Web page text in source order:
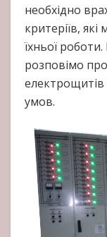
необхідно
критеріїв,
їхньої
розповімо
електрощитів
умов.